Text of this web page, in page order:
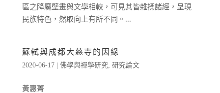
區之降魔壁畫與文學相較，可見其皆雜揉諸經，呈現
民族特色，然取向上有所不同。...
蘇軾與成都大慈寺的因緣
2020-06-17| 佛學與禪學研究 研究論文
黃惠菁